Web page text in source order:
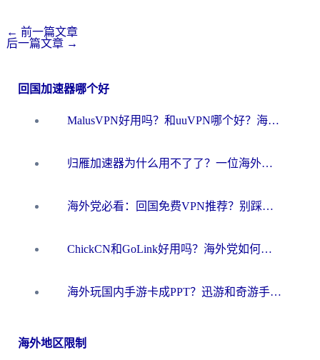
← 前一篇文章
后一篇文章 →
回国加速器哪个好
MalusVPN好用吗？和uuVPN哪个好？海外党无缝访问国内资源的真实对比与选择指南
归雁加速器为什么用不了了？一位海外游子的真实困惑与技术解答
海外党必看：回国免费VPN推荐？别踩坑！教你选对加速器无缝刷国内资源
ChickCN和GoLink好用吗？海外党如何选对回国加速器
海外玩国内手游卡成PPT？迅游和奇游手游哪个好？一篇讲透回国加速器怎么选
海外地区限制